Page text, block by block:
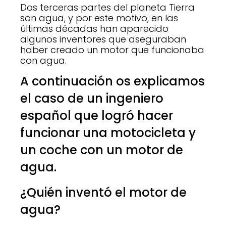
Dos terceras partes del planeta Tierra
son agua, y por este motivo, en las
últimas décadas han aparecido
algunos inventores que aseguraban
haber creado un motor que funcionaba
con agua.
A continuación os explicamos
el caso de un ingeniero
español que logró hacer
funcionar una motocicleta y
un coche con un motor de
agua.
¿Quién inventó el motor de
agua?